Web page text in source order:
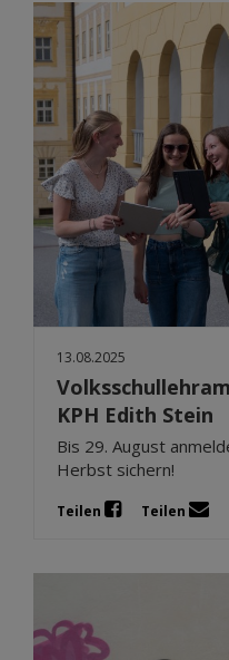
13.08.2025
KPH Edith Stein
Bis 29. August
Herbst sichern!
Teilen Teilen